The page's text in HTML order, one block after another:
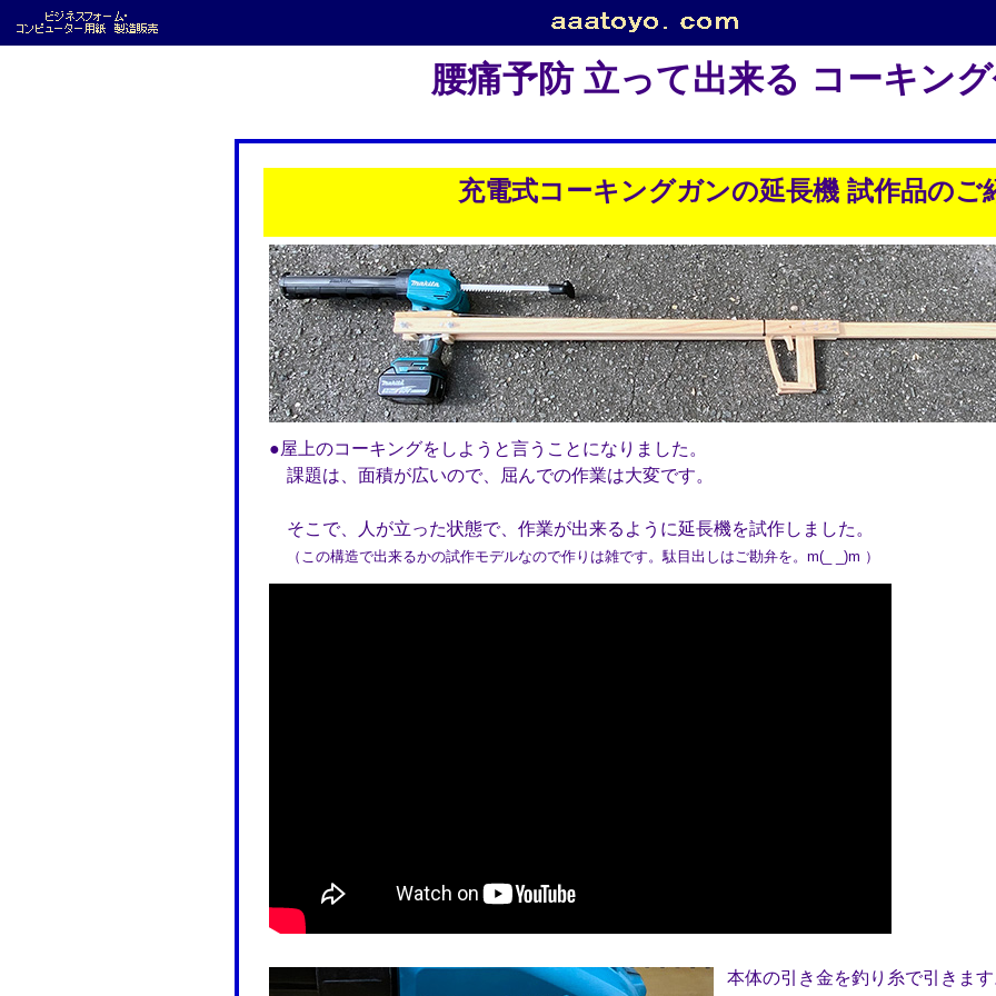
腰痛予防 立って出来る コーキン
充電式コーキングガンの延長機 試作品のご
●屋上のコーキングをしようと言うことになりました。
課題は、面積が広いので、屈んでの作業は大変です。
そこで、人が立った状態で、作業が出来るように延長機を試作しました。
（この構造で出来るかの試作モデルなので作りは雑です。駄目出しはご勘弁を。m(_ _)m ）
本体の引き金を釣り糸で引きま